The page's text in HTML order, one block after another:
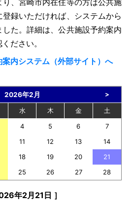
、宮崎市内在住等の方は公共施
録いただければ、システムから
た。詳細は、公共施設予約案内
ださい。
案内システム（外部サイト）へ
2026年2月 >
水 木 金
土
4 5 6
7
11 12 13
14
18 19 20
21
25 26 27 28
年2月21日 ］